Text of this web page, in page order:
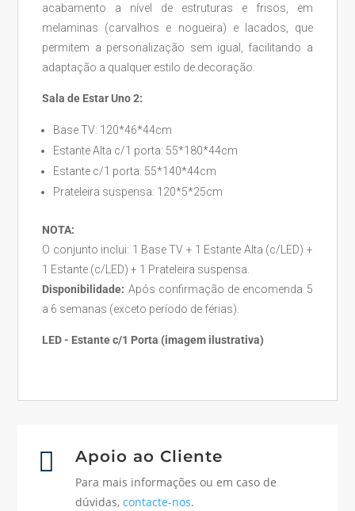
acabamento a nível de estruturas e frisos, em
melaminas (carvalhos e nogueira) e lacados, que
permitem a personalização sem igual, facilitando a
adaptação a qualquer estilo de decoração.
Sala de Estar Uno 2:
Base TV: 120*46*44cm
Estante Alta c/1 porta: 55*180*44cm
Estante c/1 porta: 55*140*44cm
Prateleira suspensa: 120*5*25cm
NOTA:
O conjunto inclui: 1 Base TV + 1 Estante Alta (c/LED) +
1 Estante (c/LED) + 1 Prateleira suspensa.
Disponibilidade: Após confirmação de encomenda 5
a 6 semanas (exceto período de férias).
LED - Estante c/1 Porta (imagem ilustrativa)
 Apoio ao Cliente
Para mais informações ou em caso de
dúvidas, contacte-nos.